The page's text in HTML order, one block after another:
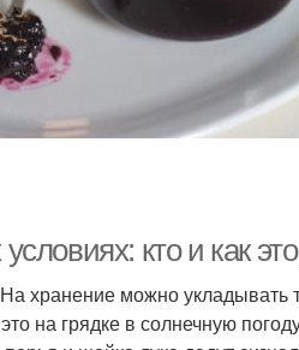
кто и как
хранение можно
на грядке в солнечную